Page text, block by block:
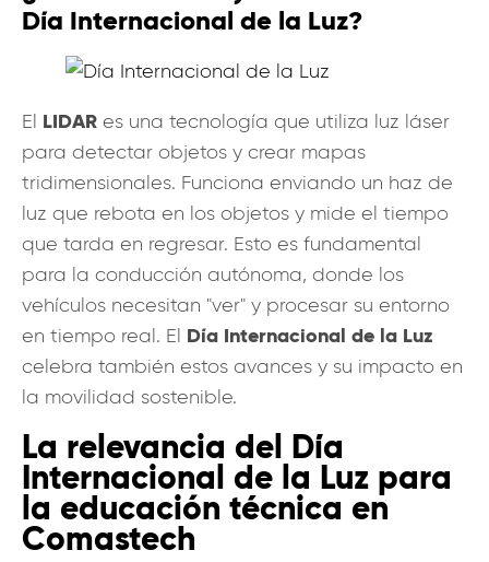
Día Internacional de la Luz?
El LIDAR es una tecnología que utiliza luz láser
para detectar objetos y crear mapas
tridimensionales. Funciona enviando un haz de
luz que rebota en los objetos y mide el tiempo
que tarda en regresar. Esto es fundamental
para la conducción autónoma, donde los
vehículos necesitan "ver" y procesar su entorno
en tiempo real. El Día Internacional de la Luz
celebra también estos avances y su impacto en
la movilidad sostenible.
La relevancia del Día
Internacional de la Luz para
la educación técnica en
Comastech